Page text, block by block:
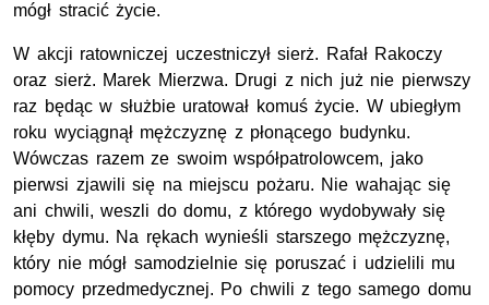
mógł stracić życie.
W akcji ratowniczej uczestniczyłsierż. Rafał Rakoczy
oraz sierż. Marek Mierzwa. Drugi z nich już nie pierwszy
raz będąc w służbie uratował komuś życie. W ubiegłym
roku wyciągnął mężczyznę z płonącego budynku.
Wówczas razem ze swoim współpatrolowcem, jako
pierwsi zjawili się na miejscu pożaru. Nie wahając się
ani chwili, weszli do domu, z którego wydobywały się
kłęby dymu. Na rękach wynieśli starszego mężczyznę,
który nie mógł samodzielnie się poruszać i udzielili mu
pomocy przedmedycznej. Po chwili z tego samego domu